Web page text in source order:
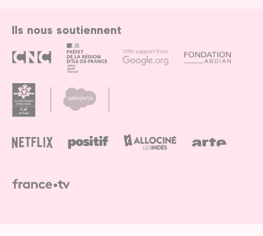
Ils nous soutiennent